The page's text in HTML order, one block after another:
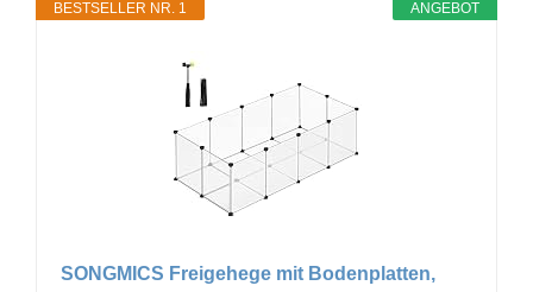
ANGEBOT
BESTSELLER NR. 1
SONGMICS Freigehege mit Bodenplatten,